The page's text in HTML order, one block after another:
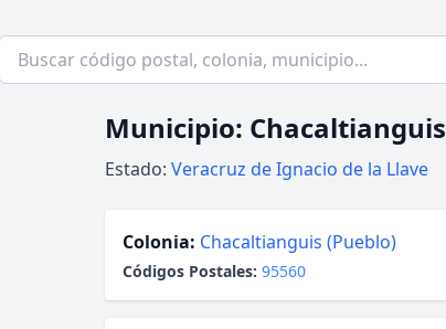
Municipio: Chacaltianguis
Estado: Veracruz de Ignacio de la Llave
Colonia: Chacaltianguis (Pueblo)
Códigos Postales: 95560